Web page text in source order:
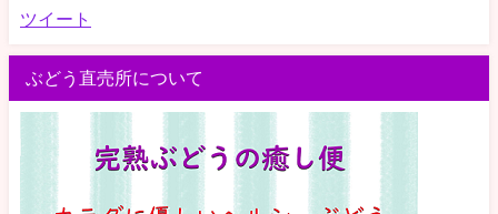
ツイート
ぶどう直売所について